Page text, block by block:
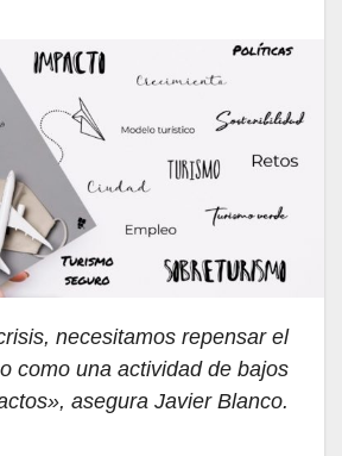
necesitamos repensar el
como una actividad de bajos
asegura Javier Blanco.